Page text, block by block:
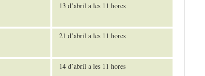
13 d’abril a les 11 hores
21 d’abril a les 11 hores
14 d’abril a les 11 hores